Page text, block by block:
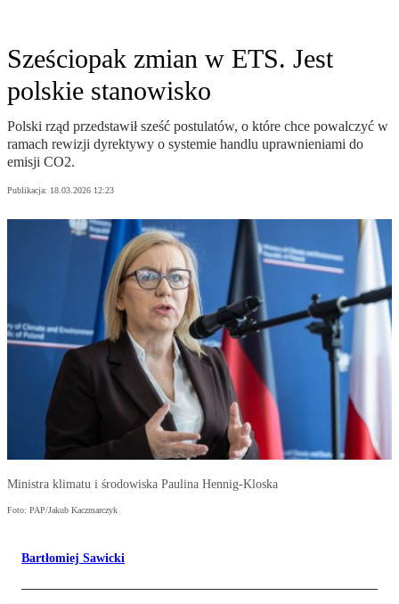
Sześciopak zmian w ETS. Jest
polskie stanowisko
Polski rząd przedstawił sześć postulatów, o które chce powalczyć w
ramach rewizji dyrektywy o systemie handlu uprawnieniami do
emisji CO2.
Publikacja: 18.03.2026 12:23
Ministra klimatu i środowiska Paulina Hennig-Kloska
Foto: PAP/Jakub Kaczmarczyk
Bartłomiej Sawicki